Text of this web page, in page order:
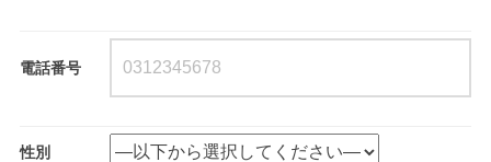
電話番号
性別